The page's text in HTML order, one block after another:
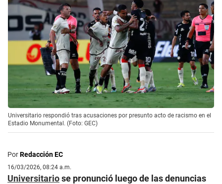
Universitario respondió tras acusaciones por presunto acto de racismo en el
Estadio Monumental. (Foto: GEC)
PorRedacción EC
16/03/2026, 08:24 a.m.
Universitariose pronunció luego de las denuncias